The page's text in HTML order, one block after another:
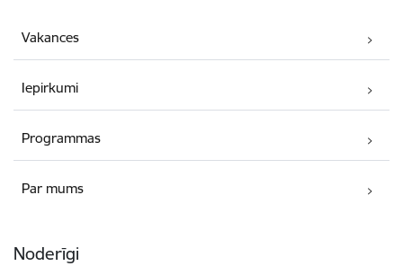
Vakances
Iepirkumi
Programmas
Par mums
Noderīgi